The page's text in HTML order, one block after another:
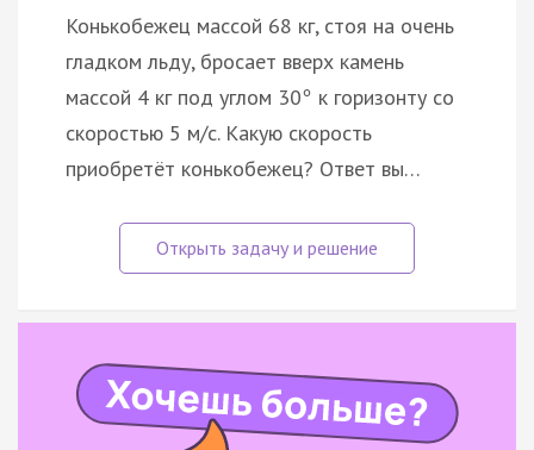
Конькобежец массой 68 кг, стоя на очень
гладком льду, бросает вверх камень
массой 4 кг под углом 30° к горизонту со
скоростью 5 м/с. Какую скорость
приобретёт конькобежец? Ответ вы…